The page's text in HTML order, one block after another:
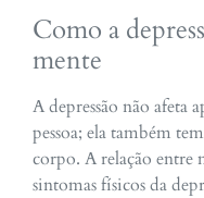
Como a
mente
A depressão não afeta
pessoa; ela também
corpo. A relação entre
sintomas físicos da